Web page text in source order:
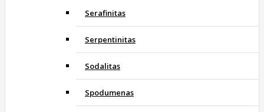
Serafinitas
Serpentinitas
Sodalitas
Spodumenas